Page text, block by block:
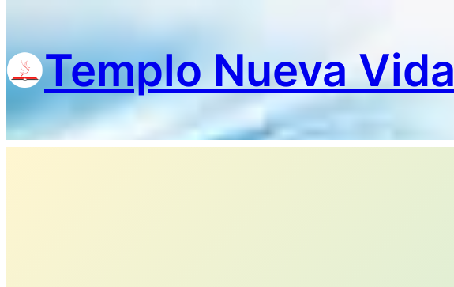
contentTemplo Nueva Vida